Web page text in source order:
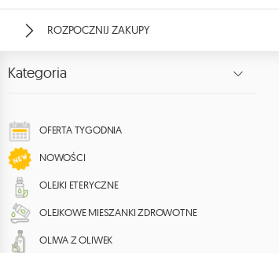
ROZPOCZNIJ ZAKUPY
Kategoria
OFERTA TYGODNIA
NOWOŚCI
OLEJKI ETERYCZNE
OLEJKOWE MIESZANKI ZDROWOTNE
OLIWA Z OLIWEK